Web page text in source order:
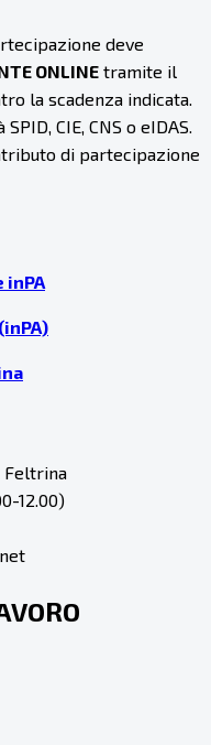
deve
ONLINE tramite il
la scadenza indicata.
CIE, CNS o eIDAS.
di partecipazione
inPA
Feltrina
12.00)